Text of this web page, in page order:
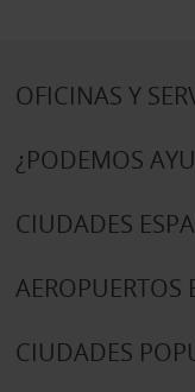
OFICINAS Y
¿PODEMOS
CIUDADES
AEROPUERTOS
CIUDADES